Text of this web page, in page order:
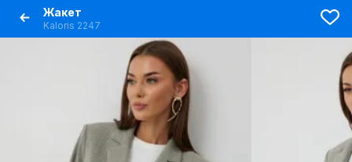
Жакет
Kaloris 2247